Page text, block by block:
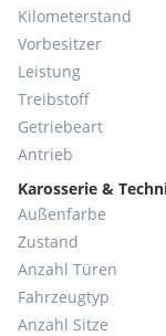
Kilometerstand
Vorbesitzer
Leistung
Treibstoff
Getriebeart
Antrieb
Karosserie &
Außenfarbe
Zustand
Anzahl Türen
Fahrzeugtyp
Anzahl Sitze